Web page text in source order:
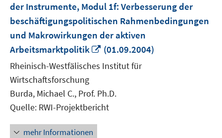
der Instrumente, Modul 1f: Verbesserung der
beschäftigungspolitischen Rahmenbedingungen
und Makrowirkungen der aktiven
Arbeitsmarktpolitik
In
neuem
Fenster
(01.09.2004)
Rheinisch-Westfälisches Institut für
Wirtschaftsforschung
Burda, Michael C., Prof. Ph.D.
Quelle: RWI-Projektbericht
mehr Informationen